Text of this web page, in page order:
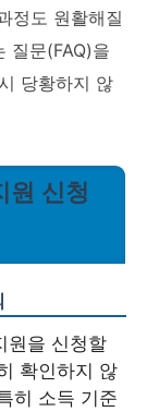
정도 원활해질
질문(FAQ)을
당황하지 않
원 신청
원을 신청할
확인하지 않
히 소득 기준